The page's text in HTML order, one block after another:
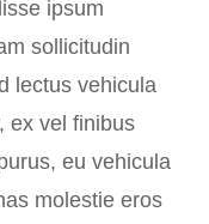
ipsum
sollicitudin
lectus vehicula
ex vel finibus
eu vehicula
molestie eros